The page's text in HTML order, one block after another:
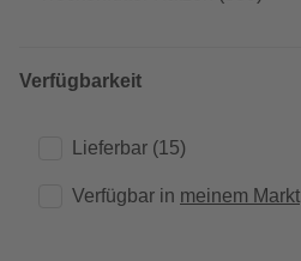
Verfügbarkeit
Lieferbar (15)
Verfügbar in meinem Markt